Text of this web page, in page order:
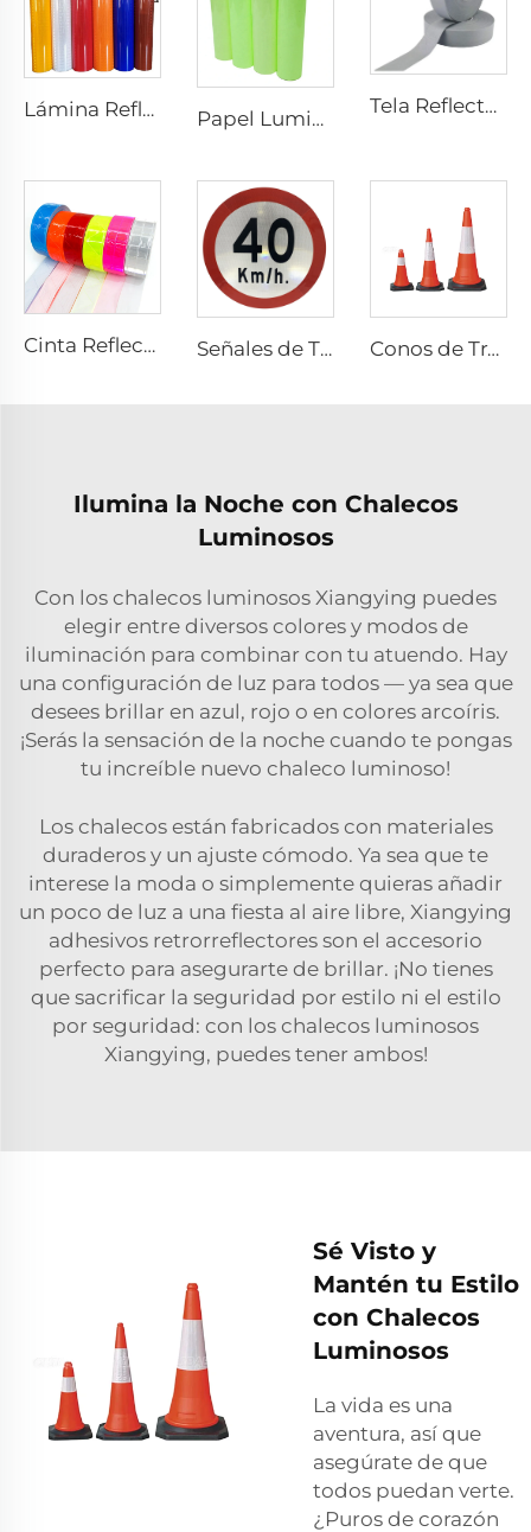
Lámina Reflectante Prismática para Señales de Tráfico, Vinilo Reflectante, Película Retroreflectante para Placas Señalizadoras Papel Luminiscente Adhesivo, Papel Autoluminiscente Adhesivo, Adhesivo Vinílico Fotoluminiscente para Decoración
Tela Reflectante Gris, Cinta Reflectante de Alta Luminosidad para Coser en Prendas, Chalecos y Chaquetas
Cinta Reflectante de PVC con Diseño Cuadros, Tela Reflectante para Chaquetas, Prendas, Chalecos y Bolsos Señales de Tráfico Reflectantes Personalizadas de Precio Económico por Fábrica Conos de Tráfico Reflectantes Flexibles de PVC para Seguridad Vial en Oferta
Ilumina la Noche con Chalecos
Luminosos
Con los chalecos luminosos Xiangying puedes
elegir entre diversos colores y modos de
iluminación para combinar con tu atuendo. Hay
una configuración de luz para todos — ya sea que
desees brillar en azul, rojo o en colores arcoíris.
¡Serás la sensación de la noche cuando te pongas
tu increíble nuevo chaleco luminoso!
Los chalecos están fabricados con materiales
duraderos y un ajuste cómodo. Ya sea que te
interese la moda o simplemente quieras añadir
un poco de luz a una fiesta al aire libre, Xiangying
adhesivos retrorreflectores son el accesorio
perfecto para asegurarte de brillar. ¡No tienes
que sacrificar la seguridad por estilo ni el estilo
por seguridad: con los chalecos luminosos
Xiangying, puedes tener ambos!
Sé Visto y
Mantén tu Estilo
con Chalecos
Luminosos
La vida es una
aventura, así que
asegúrate de que
todos puedan verte.
¿Puros de corazón